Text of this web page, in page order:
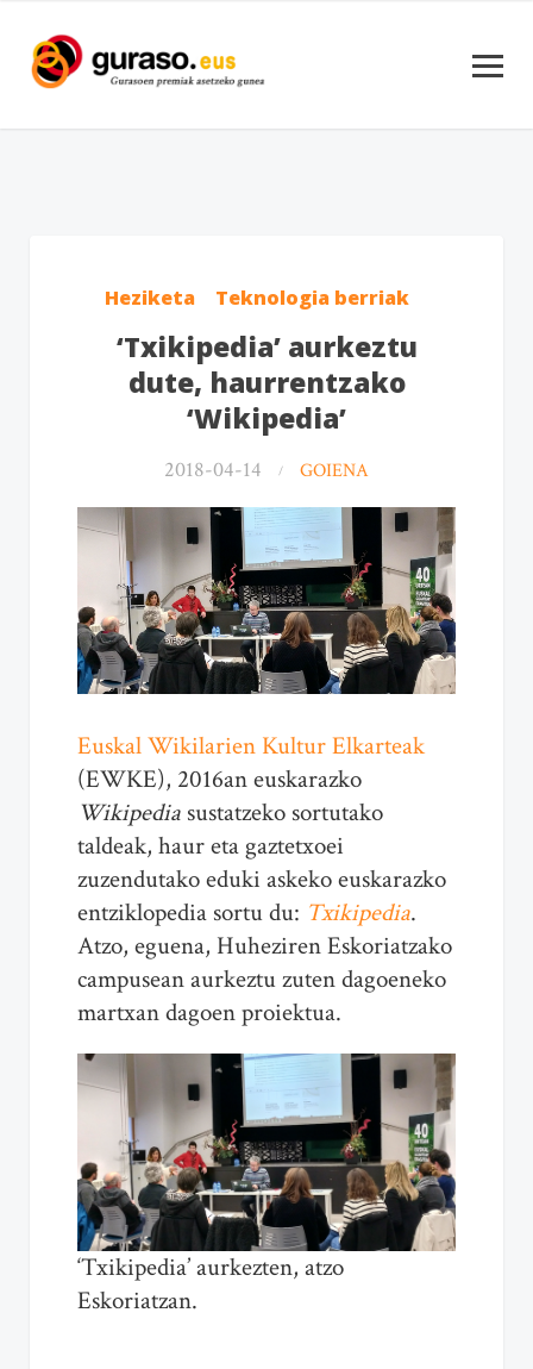
Heziketa Teknologia berriak
‘Txikipedia’ aurkeztu
dute, haurrentzako
‘Wikipedia’
2018-04-14 GOIENA
Euskal Wikilarien Kultur Elkarteak
(EWKE), 2016an euskarazko
Wikipedia sustatzeko sortutako
taldeak, haur eta gaztetxoei
zuzendutako eduki askeko euskarazko
entziklopedia sortu du: Txikipedia.
Atzo, eguena, Huheziren Eskoriatzako
campusean aurkeztu zuten dagoeneko
martxan dagoen proiektua.
‘Txikipedia’ aurkezten, atzo
Eskoriatzan.